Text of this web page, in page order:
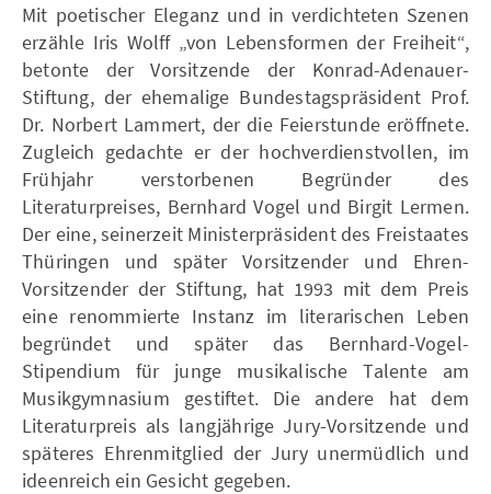
Mit poetischer Eleganz und in verdichteten Szenen
erzähle Iris Wolff „von Lebensformen der Freiheit“,
betonte der Vorsitzende der Konrad-Adenauer-
Stiftung, der ehemalige Bundestagspräsident Prof.
Dr. Norbert Lammert, der die Feierstunde eröffnete.
Zugleich gedachte er der hochverdienstvollen, im
Frühjahr verstorbenen Begründer des
Literaturpreises, Bernhard Vogel und Birgit Lermen.
Der eine, seinerzeit Ministerpräsident des Freistaates
Thüringen und später Vorsitzender und Ehren-
Vorsitzender der Stiftung, hat 1993 mit dem Preis
eine renommierte Instanz im literarischen Leben
begründet und später das Bernhard-Vogel-
Stipendium für junge musikalische Talente am
Musikgymnasium gestiftet. Die andere hat dem
Literaturpreis als langjährige Jury-Vorsitzende und
späteres Ehrenmitglied der Jury unermüdlich und
ideenreich ein Gesicht gegeben.